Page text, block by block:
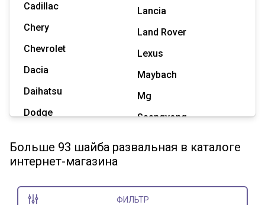
Cadillac
Chery
Chevrolet
Dacia
Daihatsu
Dodge
Great Wall
Hummer
Lancia
Land Rover
Lexus
Maybach
Mg
Ssangyong
Больше 93 шайба развальная в каталоге
интернет-магазина
ФИЛЬТР